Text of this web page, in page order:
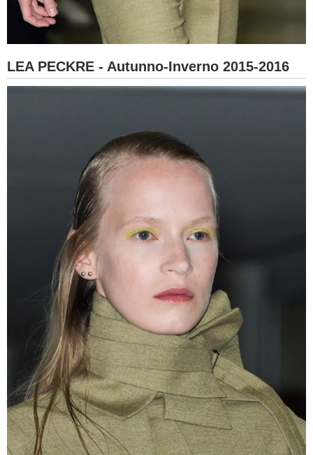
LEA PECKRE - Autunno-Inverno 2015-2016